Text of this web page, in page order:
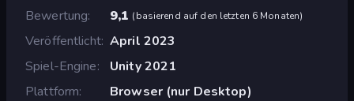
Bewertung
9,1 (basierend auf den letzten 6 Monaten)
Veröffentlicht April 2023
Spiel-Engine
Unity 2021
Plattform
Browser (nur Desktop)